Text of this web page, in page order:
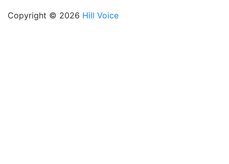
Copyright © 2026 Hill Voice